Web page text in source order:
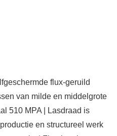
flux-geruild
van milde en middelgrote
510 MPA | Lasdraad is
en structureel werk